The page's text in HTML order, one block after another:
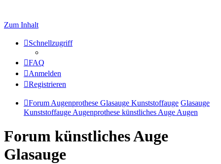
Zum Inhalt
Schnellzugriff
FAQ
Anmelden
Registrieren
Forum Augenprothese Glasauge Kunststoffauge Glasauge
Kunststoffauge Augenprothese künstliches Auge Augen
Forum künstliches Auge
Glasauge